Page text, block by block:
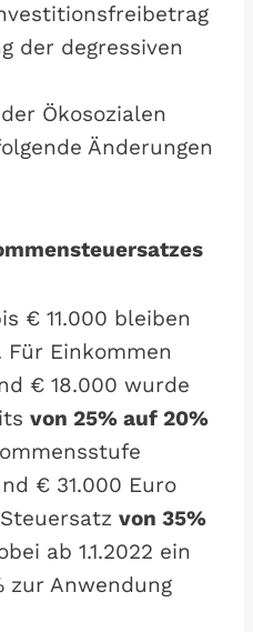
der degressiven
Ökosozialen
Änderungen
€ 11.000 bleiben
Einkommen
€ 18.000 wurde
von 25% auf 20%
€ 31.000 Euro
von 35%
ab 1.1.2022 ein
zur Anwendung